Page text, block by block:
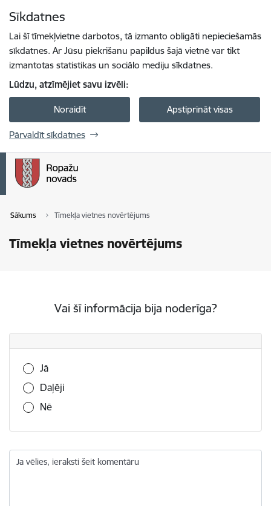
Sīkdatnes
Lai šī tīmekļvietne darbotos, tā izmanto obligāti nepieciešamās
sīkdatnes. Ar Jūsu piekrišanu papildus šajā vietnē var tikt
izmantotas statistikas un sociālo mediju sīkdatnes.
Lūdzu, atzīmējiet savu izvēli:
Noraidīt Apstiprināt visas
Pārvaldīt sīkdatnes
Sākums Tīmekļa vietnes novērtējums
Tīmekļa vietnes novērtējums
Vai šī informācija bija noderīga?
Vai šī informācija bija noderīga?
Jā
Daļēji
Nē
Ja vēlies, ieraksti šeit komentāru